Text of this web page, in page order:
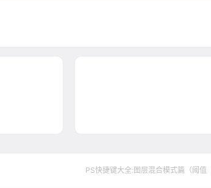
PS快捷键大全:图层混合模式篇（阈值